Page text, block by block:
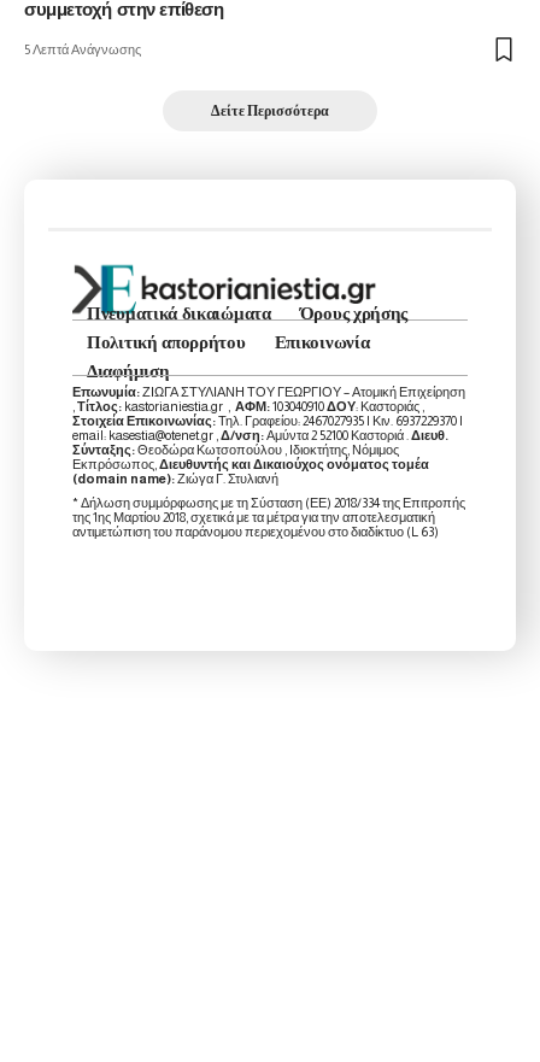
συμμετοχή στην επίθεση
5 Λεπτά Ανάγνωσης
Δείτε Περισσότερα
Πνευματικά δικαιώματα
Όρους χρήσης
Πολιτική απορρήτου
Επικοινωνία
Διαφήμιση
Επωνυμία:ΖΙΩΓΑ ΣΤΥΛΙΑΝΗ ΤΟΥ ΓΕΩΡΓΙΟΥ – Ατομική Επιχείρηση
Τίτλος: kastorianiestia.gr , ΑΦΜ:103040910ΔΟΥ: Καστοριάς ,
Στοιχεία Επικοινωνίας:Τηλ. Γραφείου: 2467027935 | Κιν. 6937229370 |
email: kasestia@otenet.gr , Δ/νση:Αμύντα 2 52100 Καστοριά . Διευθ.
Σύνταξης:Θεοδώρα Κωτσοπούλου , Ιδιοκτήτης, Νόμιμος
Εκπρόσωπος, Διευθυντής και Δικαιούχος ονόματος τομέα
(domain name):Ζιώγα Γ. Στυλιανή
* Δήλωση συμμόρφωσης με τη Σύσταση (ΕΕ) 2018/334 της Επιτροπής
της 1ης Μαρτίου 2018, σχετικά με τα μέτρα για την αποτελεσματική
αντιμετώπιση του παράνομου περιεχομένου στο διαδίκτυο (L 63)